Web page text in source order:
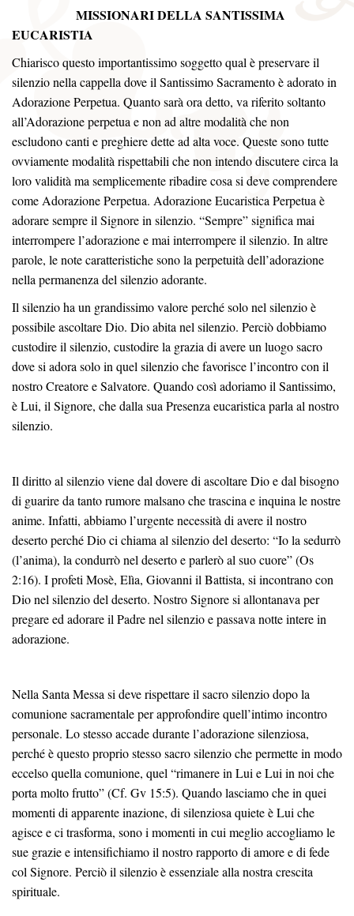
MISSIONARI DELLA SANTISSIMA
EUCARISTIA
Chiarisco questo importantissimo soggetto qual è preservare il
silenzio nella cappella dove il Santissimo Sacramento è adorato in
Adorazione Perpetua. Quanto sarà ora detto, va riferito soltanto
all’Adorazione perpetua e non ad altre modalità che non
escludono canti e preghiere dette ad alta voce. Queste sono tutte
ovviamente modalità rispettabili che non intendo discutere circa la
loro validità ma semplicemente ribadire cosa si deve comprendere
come Adorazione Perpetua. Adorazione Eucaristica Perpetua è
adorare sempre il Signore in silenzio. “Sempre” significa mai
interrompere l’adorazione e mai interrompere il silenzio. In altre
parole, le note caratteristiche sono la perpetuità dell’adorazione
nella permanenza del silenzio adorante.
Il silenzio ha un grandissimo valore perché solo nel silenzio è
possibile ascoltare Dio. Dio abita nel silenzio. Perciò dobbiamo
custodire il silenzio, custodire la grazia di avere un luogo sacro
dove si adora solo in quel silenzio che favorisce l’incontro con il
nostro Creatore e Salvatore. Quando così adoriamo il Santissimo,
è Lui, il Signore, che dalla sua Presenza eucaristica parla al nostro
silenzio.
Il diritto al silenzio viene dal dovere di ascoltare Dio e dal bisogno
di guarire da tanto rumore malsano che trascina e inquina le nostre
anime. Infatti, abbiamo l’urgente necessità di avere il nostro
deserto perché Dio ci chiama al silenzio del deserto: “Io la sedurrò
(l’anima), la condurrò nel deserto e parlerò al suo cuore” (Os
2:16). I profeti Mosè, Elìa, Giovanni il Battista, si incontrano con
Dio nel silenzio del deserto. Nostro Signore si allontanava per
pregare ed adorare il Padre nel silenzio e passava notte intere in
adorazione.
Nella Santa Messa si deve rispettare il sacro silenzio dopo la
comunione sacramentale per approfondire quell’intimo incontro
personale. Lo stesso accade durante l’adorazione silenziosa,
perché è questo proprio stesso sacro silenzio che permette in modo
eccelso quella comunione, quel “rimanere in Lui e Lui in noi che
porta molto frutto” (Cf. Gv 15:5). Quando lasciamo che in quei
momenti di apparente inazione, di silenziosa quiete è Lui che
agisce e ci trasforma, sono i momenti in cui meglio accogliamo le
sue grazie e intensifichiamo il nostro rapporto di amore e di fede
col Signore. Perciò il silenzio è essenziale alla nostra crescita
spirituale.